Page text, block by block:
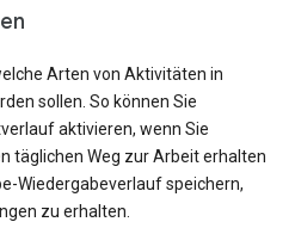
Arten von Aktivitäten in
sollen. So können Sie
aktivieren, wenn Sie
täglichen Weg zur Arbeit erhalten
Wiedergabeverlauf speichern,
zu erhalten.